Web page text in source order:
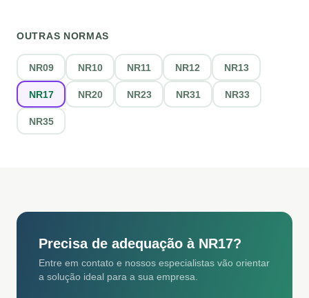
OUTRAS NORMAS
NR09 NR10 NR11 NR12 NR13
NR17 NR20 NR23 NR31 NR33
NR35
Precisa de adequação à NR17?
Entre em contato e nossos especialistas vão orientar
a solução ideal para a sua empresa.